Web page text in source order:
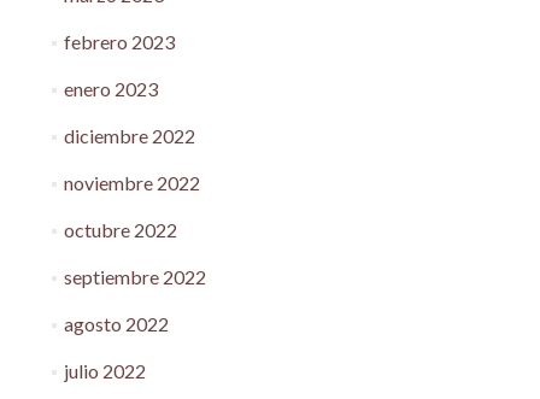
febrero 2023
enero 2023
diciembre 2022
noviembre 2022
octubre 2022
septiembre 2022
agosto 2022
julio 2022